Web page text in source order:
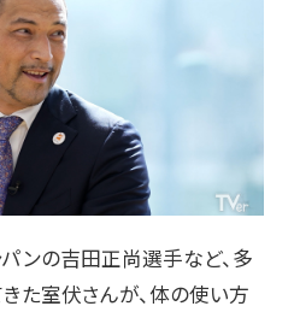
ンの吉田正尚選手など、多
た室伏さんが、体の使い方